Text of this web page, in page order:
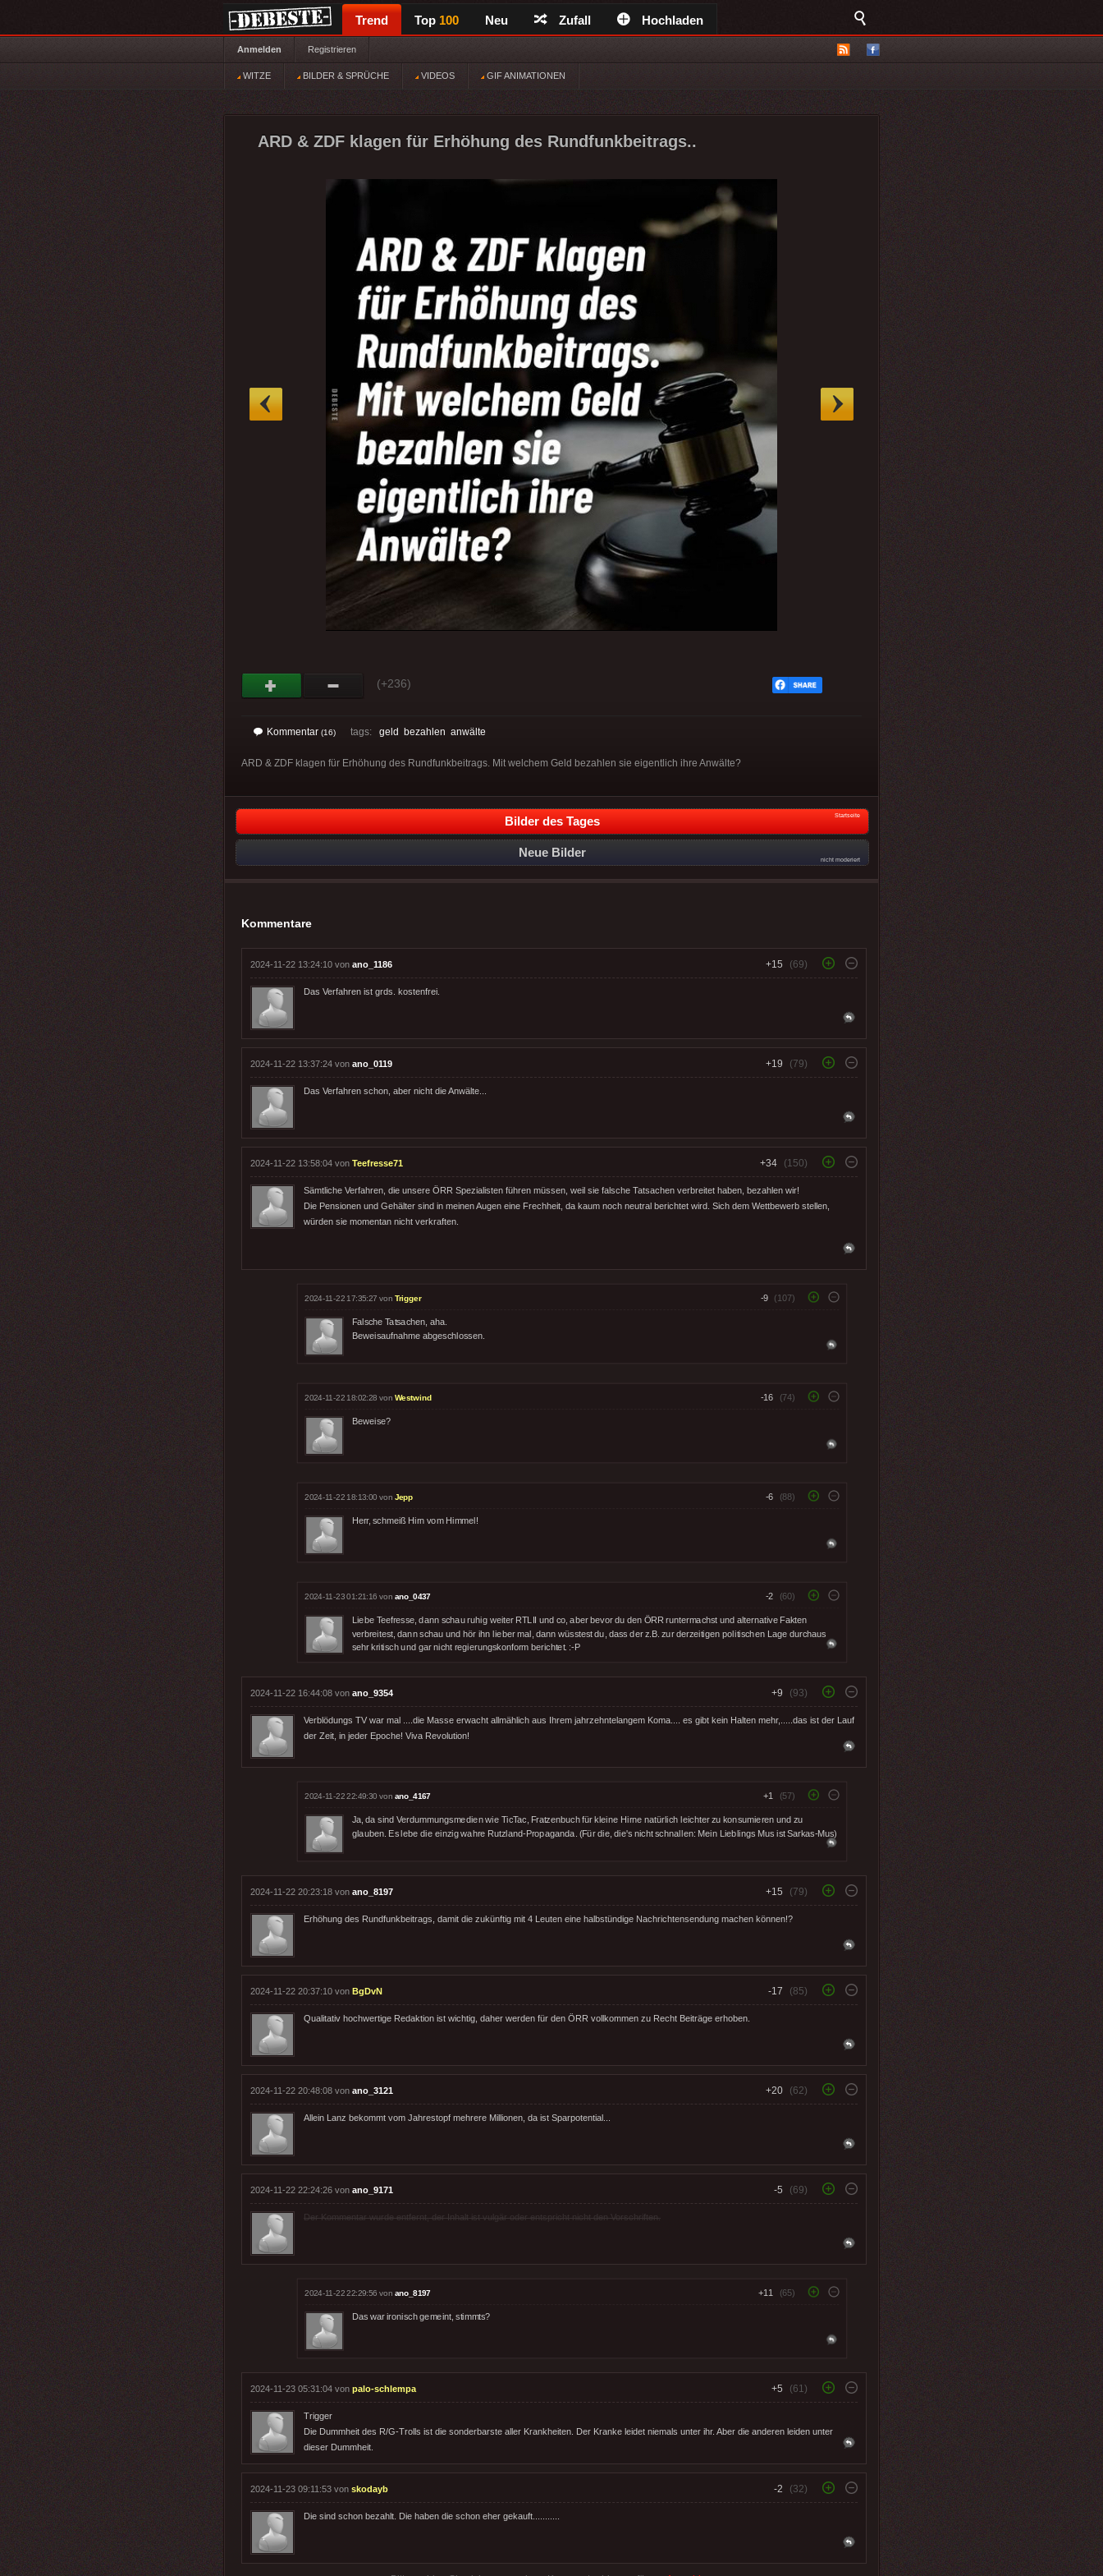
Trend Top 100 Neu Zufall Hochladen
Anmelden Registrieren
WITZE BILDER & SPRÜCHE VIDEOS GIF ANIMATIONEN
ARD & ZDF klagen für Erhöhung des Rundfunkbeitrags..
(+236)
Kommentar (16) tags: geld bezahlen anwälte
ARD & ZDF klagen für Erhöhung des Rundfunkbeitrags. Mit welchem Geld bezahlen sie eigentlich ihre Anwälte?
Bilder des Tages Startseite
Neue Bilder
nicht moderiert
Kommentare
2024-11-22 13:24:10 von ano_1186 +15 (69)
Das Verfahren ist grds. kostenfrei.
2024-11-22 13:37:24 von ano_0119 +19 (79)
Das Verfahren schon, aber nicht die Anwälte...
2024-11-22 13:58:04 von Teefresse71 +34 (150)
Sämtliche Verfahren, die unsere ÖRR Spezialisten führen müssen, weil sie falsche Tatsachen verbreitet haben, bezahlen wir!
Die Pensionen und Gehälter sind in meinen Augen eine Frechheit, da kaum noch neutral berichtet wird. Sich dem Wettbewerb stellen,
würden sie momentan nicht verkraften.
2024-11-22 17:35:27 von Trigger -9 (107)
Falsche Tatsachen, aha.
Beweisaufnahme abgeschlossen.
2024-11-22 18:02:28 von Westwind -16 (74)
Beweise?
2024-11-22 18:13:00 von Jepp -6 (88)
Herr, schmeiß Hirn vom Himmel!
2024-11-23 01:21:16 von ano_0437 -2 (60)
Liebe Teefresse, dann schau ruhig weiter RTLII und co, aber bevor du den ÖRR runtermachst und alternative Fakten
verbreitest, dann schau und hör ihn lieber mal, dann wüsstest du, dass der z.B. zur derzeitigen politischen Lage durchaus
sehr kritisch und gar nicht regierungskonform berichtet. :-P
2024-11-22 16:44:08 von ano_9354 +9 (93)
Verblödungs TV war mal ....die Masse erwacht allmählich aus Ihrem jahrzehntelangem Koma.... es gibt kein Halten mehr,.....das ist der Lauf
der Zeit, in jeder Epoche! Viva Revolution!
2024-11-22 22:49:30 von ano_4167 +1 (57)
Ja, da sind Verdummungsmedien wie TicTac, Fratzenbuch für kleine Hirne natürlich leichter zu konsumieren und zu
glauben. Es lebe die einzig wahre Rutzland-Propaganda. (Für die, die's nicht schnallen: Mein Lieblings Mus ist Sarkas-Mus)
2024-11-22 20:23:18 von ano_8197 +15 (79)
Erhöhung des Rundfunkbeitrags, damit die zukünftig mit 4 Leuten eine halbstündige Nachrichtensendung machen können!?
2024-11-22 20:37:10 von BgDvN -17 (85)
Qualitativ hochwertige Redaktion ist wichtig, daher werden für den ÖRR vollkommen zu Recht Beiträge erhoben.
2024-11-22 20:48:08 von ano_3121 +20 (62)
Allein Lanz bekommt vom Jahrestopf mehrere Millionen, da ist Sparpotential...
2024-11-22 22:24:26 von ano_9171 -5 (69)
Der Kommentar wurde entfernt, der Inhalt ist vulgär oder entspricht nicht den Vorschriften.
2024-11-22 22:29:56 von ano_8197 +11 (65)
Das war ironisch gemeint, stimmts?
2024-11-23 05:31:04 von palo-schlempa +5 (61)
Trigger
Die Dummheit des R/G-Trolls ist die sonderbarste aller Krankheiten. Der Kranke leidet niemals unter ihr. Aber die anderen leiden unter
dieser Dummheit.
2024-11-23 09:11:53 von skodayb -2 (32)
Die sind schon bezahlt. Die haben die schon eher gekauft...........